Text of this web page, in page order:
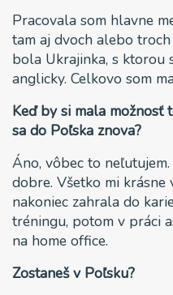
Pracovala som hlavne
tam aj dvoch alebo
bola Ukrajinka, s ktorou
anglicky. Celkovo som
Keď by si mala možnosť
sa do Poľska znova?
Áno, vôbec to
dobre. Všetko mi krásne
nakoniec zahrala do
tréningu, potom v práci
na home office.
Zostaneš v Poľsku?